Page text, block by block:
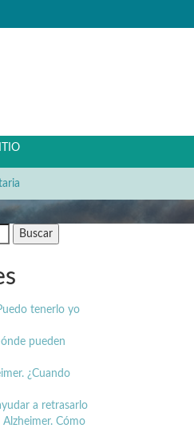
tenerlo yo
pueden
¿Cuando
a retrasarlo
Cómo